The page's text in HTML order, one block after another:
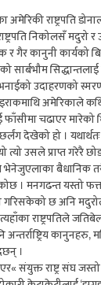
राष्ट्रपति
निकोलसँ मदुरो र
गैर कानुनी कार्यको
सार्बभौम
उदाहरणको
अमेरिकाले
फाँसीमा चढाएर
देखेको हो ।
उसले प्राप्त गरेरै
बैधानिक
। मनगढन्त यस्तो
गरिसकेको छ अनि
राष्ट्रपतिले
।
संयुक्त राष्ट्र संघ